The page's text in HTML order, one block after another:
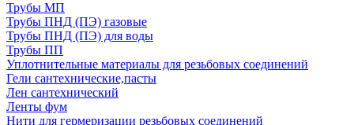
Трубы МП
Трубы ПНД (ПЭ) газовые
Трубы ПНД (ПЭ) для воды
Трубы ПП
Уплотнительные материалы для резьбовых соединений
Гели сантехнические,пасты
Лен сантехнический
Ленты фум
Нити для гермеризации резьбовых соединений